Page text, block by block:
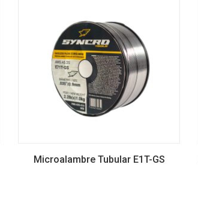
Microalambre Tubular E1T-GS